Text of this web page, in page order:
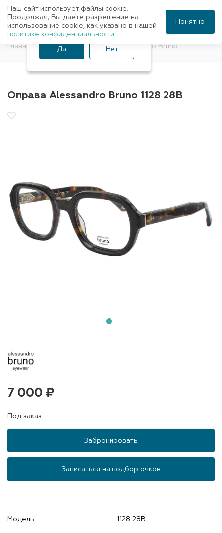
Главная Оправы для очков Alessandro Bruno
Оправа Alessandro Bruno 1128 28B
7 000 ₽
Под заказ
Забронировать
Записаться на подбор очков
Модель 1128 28B
Ваш город Санкт-
Петербург?
Да Нет
Наш сайт использует файлы cookie.
Продолжая, Вы даете разрешение на
использование cookie, как указано в нашей
политике конфиденциальности.
Понятно